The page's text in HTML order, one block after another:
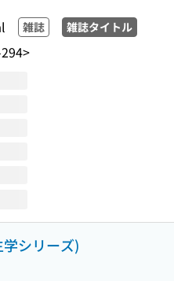
雑誌 雑誌タイトル
シリーズ)